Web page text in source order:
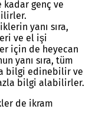
kadar genç ve
yanı sıra,
ve el işi
için de heyecan
yanı sıra, tüm
bilgi edinebilir ve
bilgi alabilirler.
de ikram